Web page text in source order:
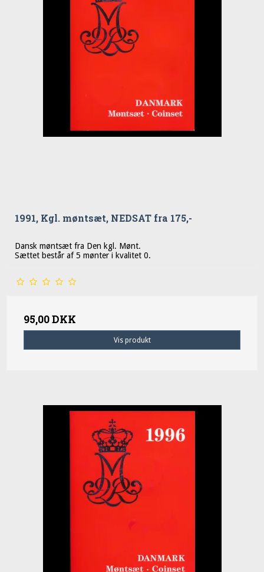
1991, Kgl. møntsæt, NEDSAT fra 175,-
Dansk møntsæt fra Den kgl. Mønt.
Sættet består af 5 mønter i kvalitet 0.
95,00 DKK
Vis produkt